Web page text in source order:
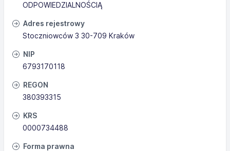
ODPOWIEDZIALNOŚCIĄ
Adres rejestrowy
Stoczniowców 3 30-709 Kraków
NIP
6793170118
REGON
380393315
KRS
0000734488
Forma prawna